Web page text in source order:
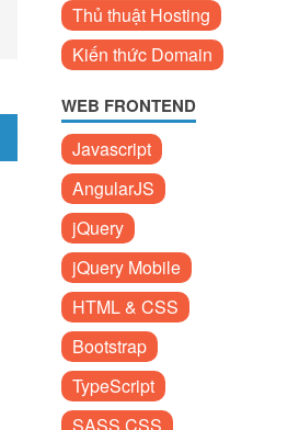
Thủ thuật Hosting
Kiến thức Domain
WEB FRONTEND
Javascript
AngularJS
jQuery
jQuery Mobile
HTML & CSS
Bootstrap
TypeScript